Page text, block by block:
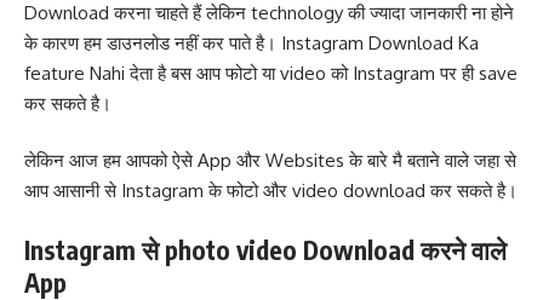
Download करना चाहते हैं लेकिन technology की ज्यादा जानकारी ना होने
के कारण हम डाउनलोड नहीं कर पाते है। Instagram Download Ka
feature Nahi देता है बस आप फोटो या video को Instagram पर ही save
कर सकते है।
लेकिन आज हम आपको ऐसे App और Websites के बारे मै बताने वाले जहा से
आप आसानी से Instagram के फोटो और video download कर सकते है।
Instagram से photo video Download करने वाले
App